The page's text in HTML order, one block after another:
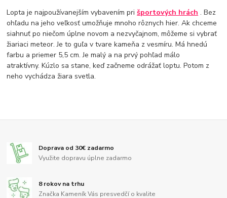
Lopta je najpoužívanejším vybavením prišportových hrách . Bez
ohľadu na jeho veľkosť umožňuje mnoho rôznych hier. Ak chceme
siahnuť po niečom úplne novom a nezvyčajnom, môžeme si vybrať
žiariaci meteor. Je to guľa v tvare kameňa z vesmíru. Má hnedú
farbu a priemer 5,5 cm. Je malý a na prvý pohľad málo
atraktívny. Kúzlo sa stane, keď začneme odrážať loptu. Potom z
neho vychádza žiara svetla.
Doprava od 30€ zadarmo
Využite dopravu úplne zadarmo
8 rokov na trhu
Značka Kameník Vás presvedčí o kvalite